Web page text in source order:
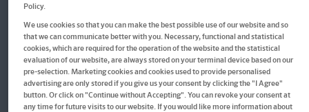
Im Buch blättern
Langenscheidt Fit in 30 Tagen
Englisch
Der Sprachkurs in täglichen Lernportionen – mit Buch, 3
Policy.
We use cookies so that you can make the best possible use of our website and so
that we can communicate better with you. Necessary, functional and statistical
cookies, which are required for the operation of the website and the statistical
evaluation of our website, are always stored on your terminal device based on our
pre-selection. Marketing cookies and cookies used to provide personalised
advertising are only stored if you give us your consent by clicking the "I Agree"
button. Or click on "Continue without Accepting". You can revoke your consent at
any time for future visits to our website. If you would like more information about